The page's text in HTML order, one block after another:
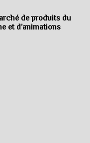
de produits du
et d’animations